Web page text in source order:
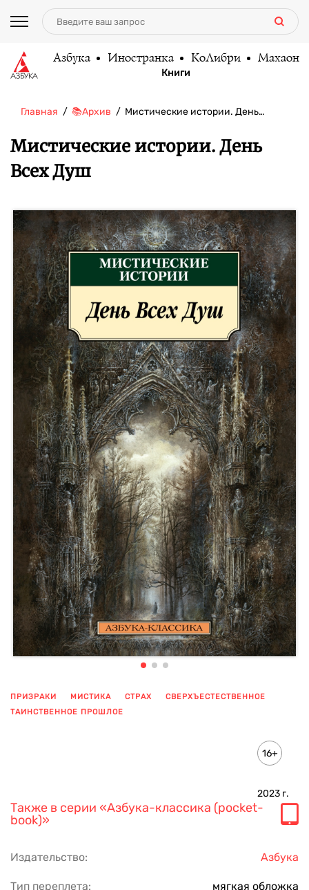
Азбука Иностранка КоЛибри Махаон
Книги
Главная 📚Архив Мистические истории. День…
Мистические истории. День
Всех Душ
ПРИЗРАКИ МИСТИКА СТРАХ
СВЕРХЪЕСТЕСТВЕННОЕ
ТАИНСТВЕННОЕ ПРОШЛОЕ
16+
2023 г.
Также в серии «Азбука-классика (pocket-
book)»
Издательство: Азбука
Тип переплета: мягкая обложка